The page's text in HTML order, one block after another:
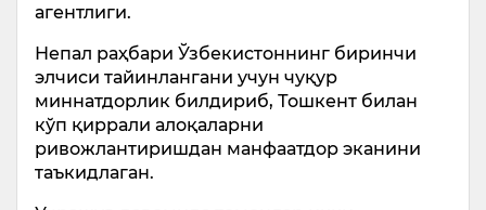
агентлиги.
Непал раҳбари Ўзбекистоннинг биринчи
элчиси тайинлангани учун чуқур
миннатдорлик билдириб, Тошкент билан
кўп қиррали алоқаларни
ривожлантиришдан манфаатдор эканини
таъкидлаган.